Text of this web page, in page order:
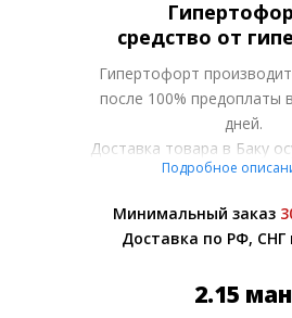
средство от
Гипертофорт
после 100% предоплаты
дней.
Доставка товара в Баку
курьерскими службами
обсуждении заказа с
Оплата производится в
06.08.2026. Текущий курс
Подробное
Минимальный заказ
Доставка по РФ, СНГ
2.15 ман